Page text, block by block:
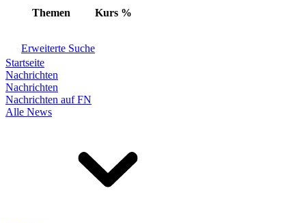
Themen Kurs %
Erweiterte Suche
Startseite
Nachrichten
Nachrichten
Nachrichten auf FN
Alle News